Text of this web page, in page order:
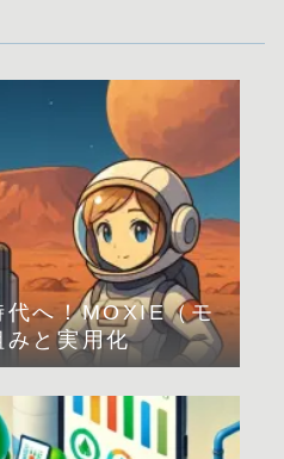
代へ！MOXIE（モ
みと実用化